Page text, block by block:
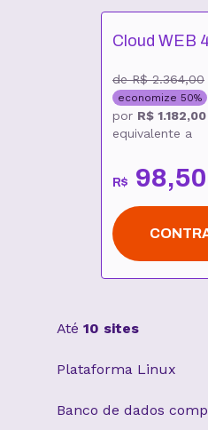
Cloud WEB
deR$ 2.364,00
economize 50%
por R$ 1.182,00
equivalente a
R$ 98,50
Até 10 sites
Plataforma Linux
Banco de dados